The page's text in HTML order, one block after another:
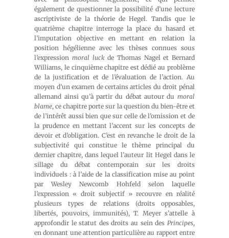
également de questionner la possibilité d’une lecture
ascriptiviste de la théorie de Hegel. Tandis que le
quatrième chapitre interroge la place du hasard et
l’imputation objective en mettant en relation la
position hégélienne avec les thèses connues sous
l’expression moral luckde Thomas Nagel et Bernard
Williams, le cinquième chapitre est dédié au problème
de la justification et de l’évaluation de l’action. Au
moyen d’un examen de certains articles du droit pénal
allemand ainsi qu’à partir du débat autour du moral
blame, ce chapitre porte sur la question du bien-être et
de l’intérêt aussi bien que sur celle de l’omission et de
la prudence en mettant l’accent sur les concepts de
devoir et d’obligation. C’est en revanche le droit de la
subjectivité qui constitue le thème principal du
dernier chapitre, dans lequel l’auteur lit Hegel dans le
sillage du débat contemporain sur les droits
individuels : à l’aide de la classification mise au point
par Wesley Newcomb Hohfeld selon laquelle
l’expression « droit subjectif » recouvre en réalité
plusieurs types de relations (droits opposables,
libertés, pouvoirs, immunités), T. Meyer s’attelle à
approfondir le statut des droits au sein des Principes,
en donnant une attention particulière au rapport entre